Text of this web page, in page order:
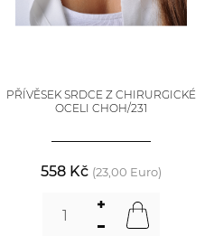
PŘÍVĚSEK SRDCE Z CHIRURGICKÉ
OCELI CHOH/231
558 Kč (23,00 Euro)